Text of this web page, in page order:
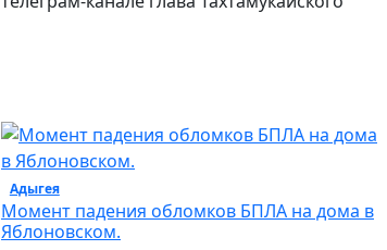
Адыгея/ Происшествие
Момент падения обломков БПЛА на дома в
Яблоновском.